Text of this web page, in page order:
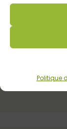
Politique
Le bocal